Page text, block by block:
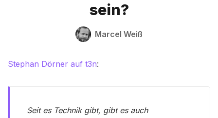
sein?
Marcel Weiß
Stephan Dörner auf t3n:
Seit es Technik gibt, gibt es auch